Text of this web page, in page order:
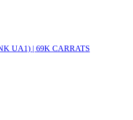
UA1) | 69K CARRATS